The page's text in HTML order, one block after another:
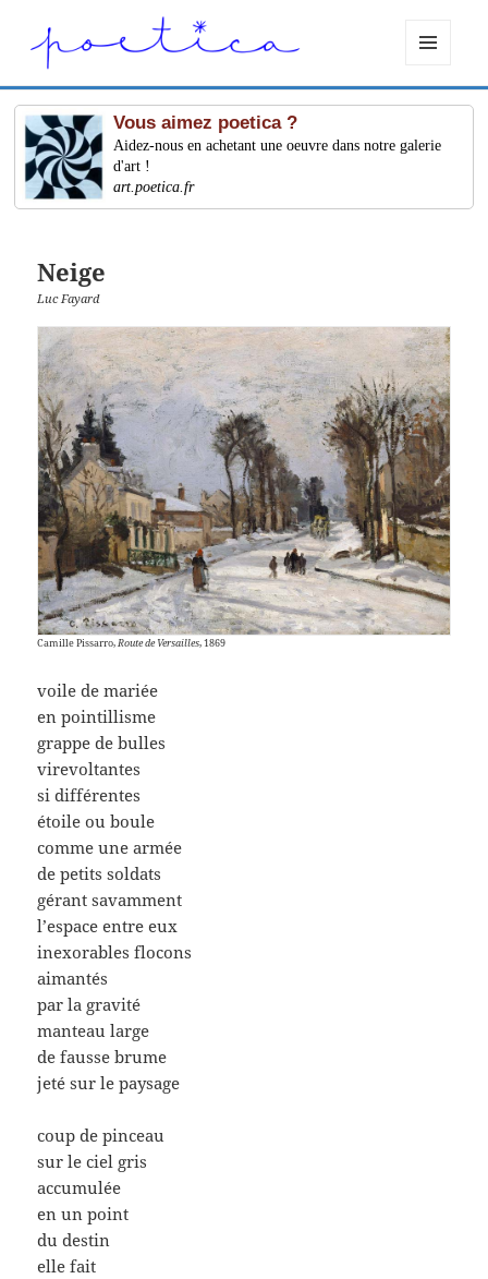
ET
WIDGETS
Vous aimez poetica ?
Aidez-nous en achetant une oeuvre dans notre galerie
d'art !
art.poetica.fr
Neige
Luc Fayard
Camille Pissarro,Route de Versailles, 1869
voile de mariée
en pointillisme
grappe de bulles
virevoltantes
si différentes
étoile ou boule
comme une armée
de petits soldats
gérant savamment
l’espace entre eux
inexorables flocons
aimantés
par la gravité
manteau large
de fausse brume
jeté sur le paysage
coup de pinceau
sur le ciel gris
accumulée
en un point
du destin
elle fait